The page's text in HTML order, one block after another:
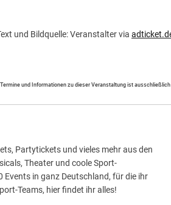
und Bildquelle: Veranstalter via
und Informationen zu dieser Veranstaltung ist ausschließlich
Partytickets und vieles mehr aus den
Theater und coole Sport-
in ganz Deutschland, für die ihr
Teams, hier findet ihr alles!